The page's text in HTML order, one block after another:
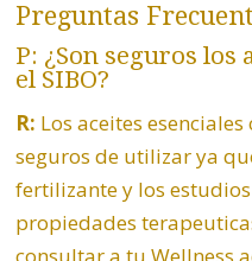
Preguntas
P: ¿Son seguros los
el SIBO?
R: Los aceites
seguros de utilizar ya
fertilizante y los
propiedades